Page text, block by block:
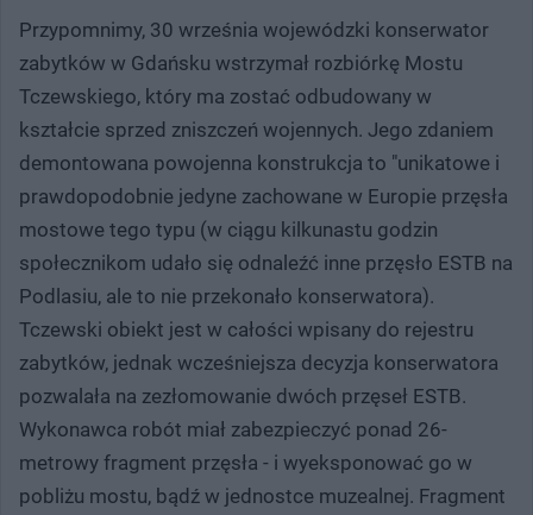
Przypomnimy, 30 września wojewódzki konserwator
zabytków w Gdańsku wstrzymał rozbiórkę Mostu
Tczewskiego, który ma zostać odbudowany w
kształcie sprzed zniszczeń wojennych. Jego zdaniem
demontowana powojenna konstrukcja to "unikatowe i
prawdopodobnie jedyne zachowane w Europie przęsła
mostowe tego typu (w ciągu kilkunastu godzin
społecznikom udało się odnaleźć inne przęsło ESTB na
Podlasiu, ale to nie przekonało konserwatora).
Tczewski obiekt jest w całości wpisany do rejestru
zabytków, jednak wcześniejsza decyzja konserwatora
pozwalała na zezłomowanie dwóch przęseł ESTB.
Wykonawca robót miał zabezpieczyć ponad 26-
metrowy fragment przęsła - i wyeksponować go w
pobliżu mostu, bądź w jednostce muzealnej. Fragment